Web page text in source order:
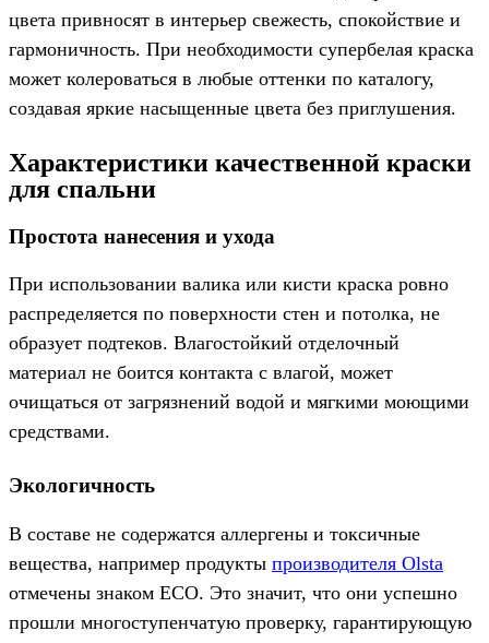
цвета привносят в интерьер свежесть, спокойствие и
гармоничность. При необходимости супербелая краска
может колероваться в любые оттенки по каталогу,
создавая яркие насыщенные цвета без приглушения.
Характеристики качественной краски
для спальни
Простота нанесения и ухода
При использовании валика или кисти краска ровно
распределяется по поверхности стен и потолка, не
образует подтеков. Влагостойкий отделочный
материал не боится контакта с влагой, может
очищаться от загрязнений водой и мягкими моющими
средствами.
Экологичность
В составе не содержатся аллергены и токсичные
вещества, например продукты производителя Olsta
отмечены знаком ECO. Это значит, что они успешно
прошли многоступенчатую проверку, гарантирующую